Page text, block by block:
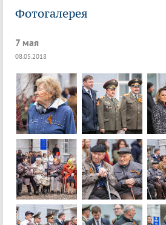
Фотогалерея
7 мая
08.05.2018